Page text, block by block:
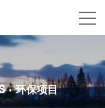
·环保项目